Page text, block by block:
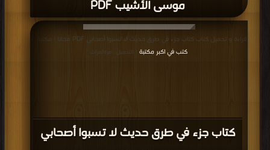
موسى الأشيب PDF
كتاب جزء في طرق حديث لا تسبوا أصحابي
قراءة و تحميل كتاب كتاب جزء في طرق حديث لا تسبوا أصحابي PDF مجانا | مكتبة >
كتب في اكبر مكتبة
| التحميل : مرة/مرات